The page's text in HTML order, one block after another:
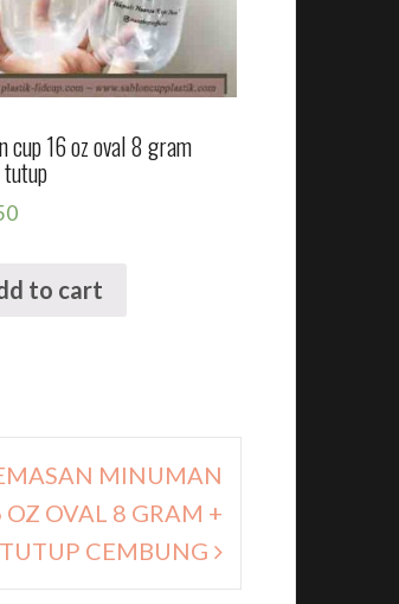
cup 16 oz oval 8 gram
to cart
MINUMAN
OVAL 8 GRAM +
TUTUP CEMBUNG